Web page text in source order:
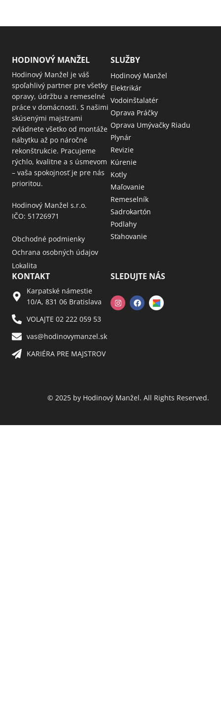
HODINOVÝ MANŽEL
Hodinový Manžel je váš
spoľahlivý partner pre všetky
opravy, údržbu a remeselné
práce v domácnosti. S našimi
skúsenými majstrami
zvládnete všetko od montáže
nábytku až po náročné
rekonštrukcie. Pracujeme
rýchlo, kvalitne a s úsmevom
– vaša spokojnosť je pre nás
prioritou.
Hodinový Manžel s.r.o.
IČO: 51726971
Obchodné podmienky
Ochrana osobných údajov
Lokalita
SLUŽBY
Hodinový Manžel
Elektrikár
Vodoinštalatér
Oprava Práčky
Oprava Umývačky Riadu
Plynár
Revizie
Kúrenie
Kotly
Maľovanie
Remeselník
Sadrokartón
Podlahy
Sťahovanie
KONTAKT
Karpatské námestie
10/A, 831 06 Bratislava
VOLAJTE 02 222 059 53​
vas@hodinovymanzel.sk​
KARIÉRA PRE MAJSTROV​
SLEDUJTE NÁS
© 2025 by Hodinový Manžel. All Rights Reserved.